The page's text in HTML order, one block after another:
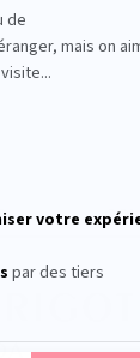
de
mais on
votre
par des tiers